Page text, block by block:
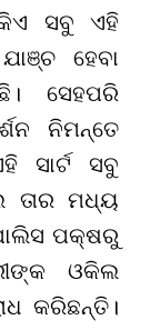
ସବୁ ଏହି
ହେବା
ସେହପରି
ନିମନ୍ତେ
ସାର୍ଟ ସବୁ
ତାର ମଧ୍ୟ
ପକ୍ଷରୁ
ଓକିଲ
କରିଛନ୍ତି।